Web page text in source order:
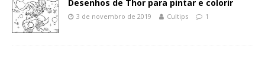
Desenhos de Thor para pintar e colorir
3 de novembro de 2019 Cultips 1